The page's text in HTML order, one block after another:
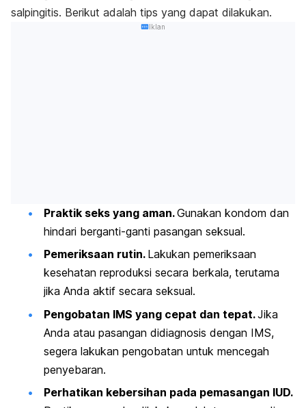
salpingitis. Berikut adalah tips yang dapat dilakukan.
Iklan
Praktik seks yang aman.Gunakan kondom dan
hindari berganti-ganti pasangan seksual.
Pemeriksaan rutin. Lakukan pemeriksaan
kesehatan reproduksi secara berkala, terutama
jika Anda aktif secara seksual.
Pengobatan IMS yang cepat dan tepat.Jika
Anda atau pasangan didiagnosis dengan IMS,
segera lakukan pengobatan untuk mencegah
penyebaran.
Perhatikan kebersihan pada pemasangan IUD.